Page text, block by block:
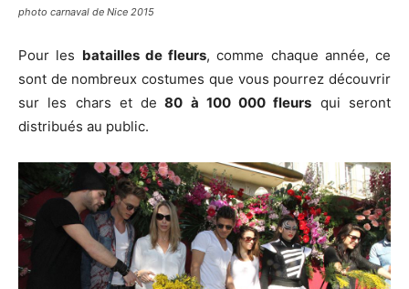
photo carnaval de Nice 2015
Pour les batailles de fleurs, comme chaque année, ce
sont de nombreux costumes que vous pourrez découvrir
sur les chars et de 80 à 100 000 fleurs qui seront
distribués au public.